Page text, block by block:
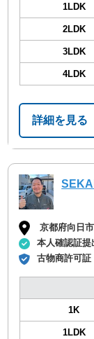
1LDK
2LDK
3LDK
4LDK
詳細を見る
SEKAI
京都府向日
本人確認証提
古物商許可証
1K
1LDK